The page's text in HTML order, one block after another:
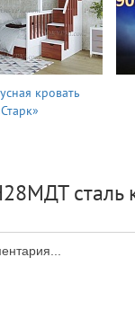
кровать
сталь